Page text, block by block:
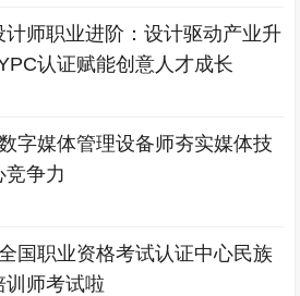
计师职业进阶：设计驱动产业升
认证赋能创意人才成长
字媒体管理设备师夯实媒体技
竞争力
国职业资格考试认证中心民族
训师考试啦